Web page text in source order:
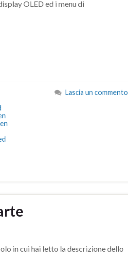
OLED ed i menu di
Lascia un commento
in cui hai letto la descrizione dello